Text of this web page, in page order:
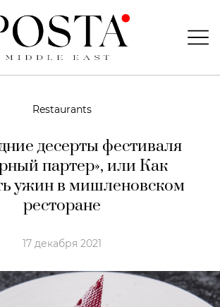
Restaurants
десерты фестиваля
партер», или Как
ужин в мишленовском
ресторане
17 декабря 2021